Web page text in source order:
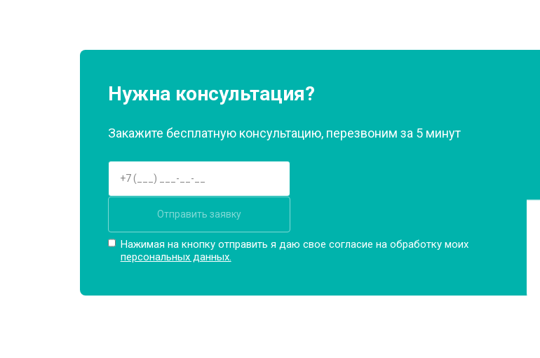
Нужна консультация?
Закажите бесплатную консультацию, перезвоним за 5 минут
Отправить заявку
Нажимая на кнопку отправить я даю свое согласие на обработку моих
персональных данных.